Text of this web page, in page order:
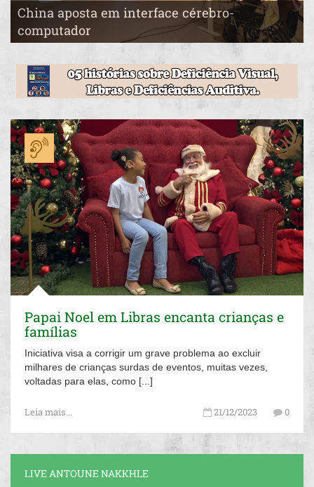
China aposta em interface cérebro-
computador
Pai constrói o “País das Maravilhas” para a
filha
Papai Noel em Libras encanta crianças e
famílias
Iniciativa visa a corrigir um grave problema ao excluir
milhares de crianças surdas de eventos, muitas vezes,
voltadas para elas, como [...]
Leia mais... 21/12/2023 0
LIVE ANTOUNE NAKKHLE